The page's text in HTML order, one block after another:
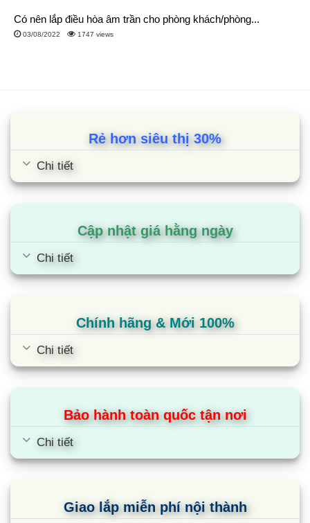
Có nên lắp điều hòa âm trần cho phòng khách/phòng...
03/08/2022 1747 views
Rẻ hơn siêu thị 30%
Chi tiết
Cập nhật giá hằng ngày
Chi tiết
Chính hãng & Mới 100%
Chi tiết
Bảo hành toàn quốc tận nơi
Chi tiết
Giao lắp miễn phí nội thành